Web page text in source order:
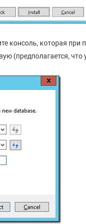
консоль, которая
(предполагается, что